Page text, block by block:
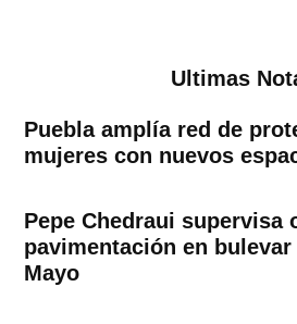
Ultimas
Puebla amplía red de
mujeres con nuevos
Pepe Chedraui supervisa
pavimentación en
Mayo